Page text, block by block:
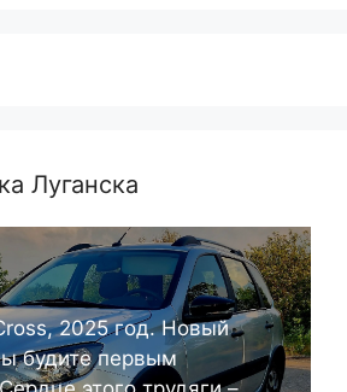
Луганска
2025 год. Новый
будите первым